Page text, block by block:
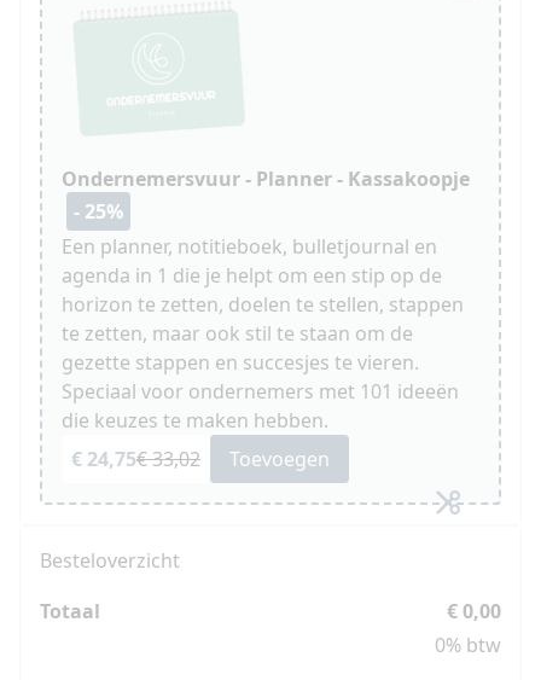
Ondernemersvuur - Planner - Kassakoopje
- 25%
Een planner, notitieboek, bulletjournal en
agenda in 1 die je helpt om een stip op de
horizon te zetten, doelen te stellen, stappen
te zetten, maar ook stil te staan om de
gezette stappen en succesjes te vieren.
Speciaal voor ondernemers met 101 ideeën
die keuzes te maken hebben.
€ 24,75€ 33,02 Toevoegen
Besteloverzicht
Totaal
€ 0,00
0% btw